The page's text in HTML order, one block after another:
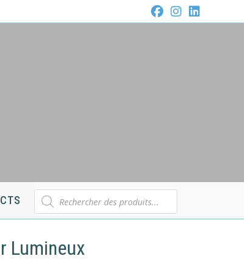
Recherche
de
produits
Lumineux